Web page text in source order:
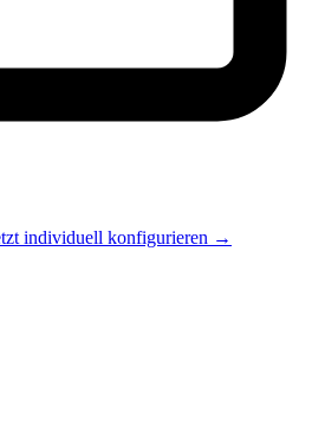
individuell konfigurieren →